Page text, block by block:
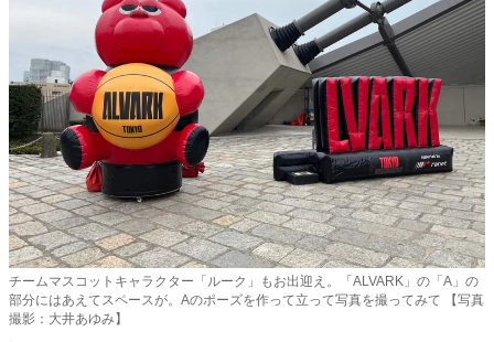
チームマスコットキャラクター「ルーク」もお出迎え。「ALVARK」の「A」の
部分にはあえてスペースが。Aのポーズを作って立って写真を撮ってみて 【写真
撮影：大井あゆみ】